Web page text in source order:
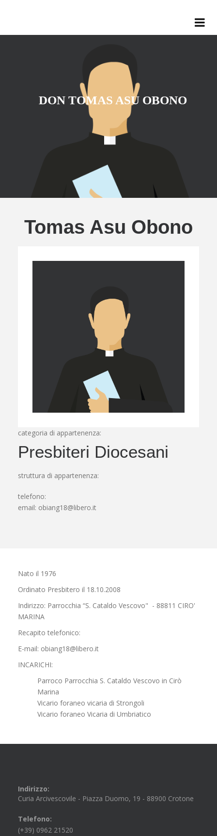
DON TOMAS ASU OBONO
Tomas Asu Obono
categoria di appartenenza:
Presbiteri Diocesani
struttura di appartenenza:
telefono:
email: obiang18@libero.it
Nato il 1976
Ordinato Presbitero il 18.10.2008
Indirizzo: Parrocchia “S. Cataldo Vescovo" - 88811 CIRO'
MARINA
Recapito telefonico:
E-mail: obiang18@libero.it
INCARICHI:
Parroco Parrocchia S. Cataldo Vescovo in Cirò
Marina
Vicario foraneo vicaria di Strongoli
Vicario foraneo Vicaria di Umbriatico
Indirizzo:
Curia Arcivescovile - Piazza Duomo, 19 - 88900 Crotone
Telefono:
(+39) 0962 21520